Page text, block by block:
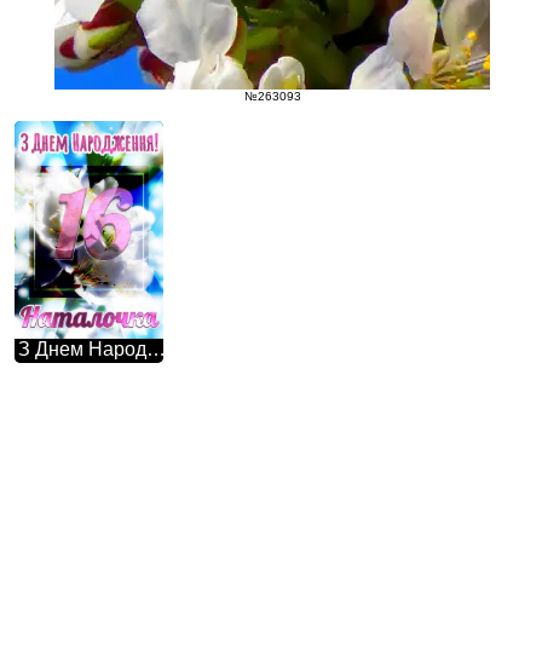
№263093
З Днем Народження! Наталочка 16 Ця фотографія просто зачаровує своєю красою - гарні білі квіти на дереві весною.